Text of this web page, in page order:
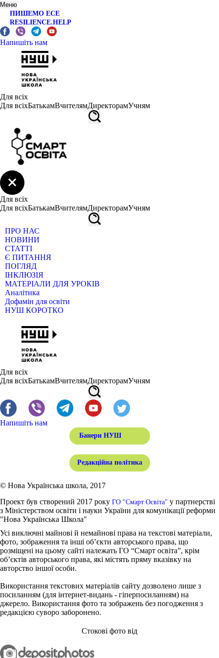
Меню
ПИШЕМО ЕСЕ
RESILIENCE.HELP
Напишіть нам
Для всіх
Для всіхБатькамВчителямДиректорамУчням
Для всіх
Для всіхБатькамВчителямДиректорамУчням
ПРО НАС
НОВИНИ
СТАТТІ
Є ПИТАННЯ
ПОГЛЯД
ІНКЛЮЗІЯ
МАТЕРІАЛИ ДЛЯ УРОКІВ
Аналітика
Дофамін для освіти
НУШ КОРОТКО
Для всіх
Для всіхБатькамВчителямДиректорамУчням
Напишіть нам
Банери НУШ
Редакційна політика
© Нова Українська школа, 2017
Проект був створений 2017 року ГО "Смарт Освіта" у партнерстві
з Міністерством освіти і науки України для комунікації реформи
"Нова Українська Школа"
Усі виключні майнові й немайнові права на текстові матеріали,
фото, зображення та інші об’єкти авторського права, що
розміщені на цьому сайті належать ГО “Смарт освіта”, крім
об’єктів авторського права, які містять пряму вказівку на
авторство іншої особи.
Використання текстових матеріалів сайту дозволено лише з
посиланням (для інтернет-видань - гіперпосиланням) на
джерело. Використання фото та зображень без погодження з
редакцією суворо заборонено.
Стокові фото від